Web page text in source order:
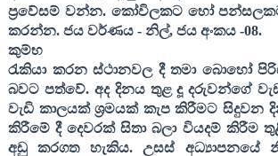
ප්‍රවේසම් වන්න. කෝවිලකට හෝ පන්සලකට
කරන්න. ජය වර්ණය - නිල්, ජය අංකය -08.
කුම්භ
රැකියා කරන ස්ථානවල දී තමා බොහෝ
බවට පත්වේ. අද දිනය තුළ දූ දරුවන්ගේ
වැඩි කාලයක් ශ්‍රමයක් කැප කිරීමට සිදුවන
කිරීමේ දී දෙවරක් සිතා බලා වියදම් කිරීම
අඩු කරගත හැකිය. උසස් අධ්‍යාපනයේ